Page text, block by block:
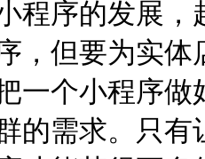
程序的发展
，但要为实
一个小程序
的需求。只